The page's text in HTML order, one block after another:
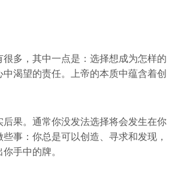
多，其中一点是：选择想成为怎样的
渴望的责任。上帝的本质中蕴含着创
果。通常你没发法选择将会发生在你
事：你总是可以创造、寻求和发现，
手中的牌。